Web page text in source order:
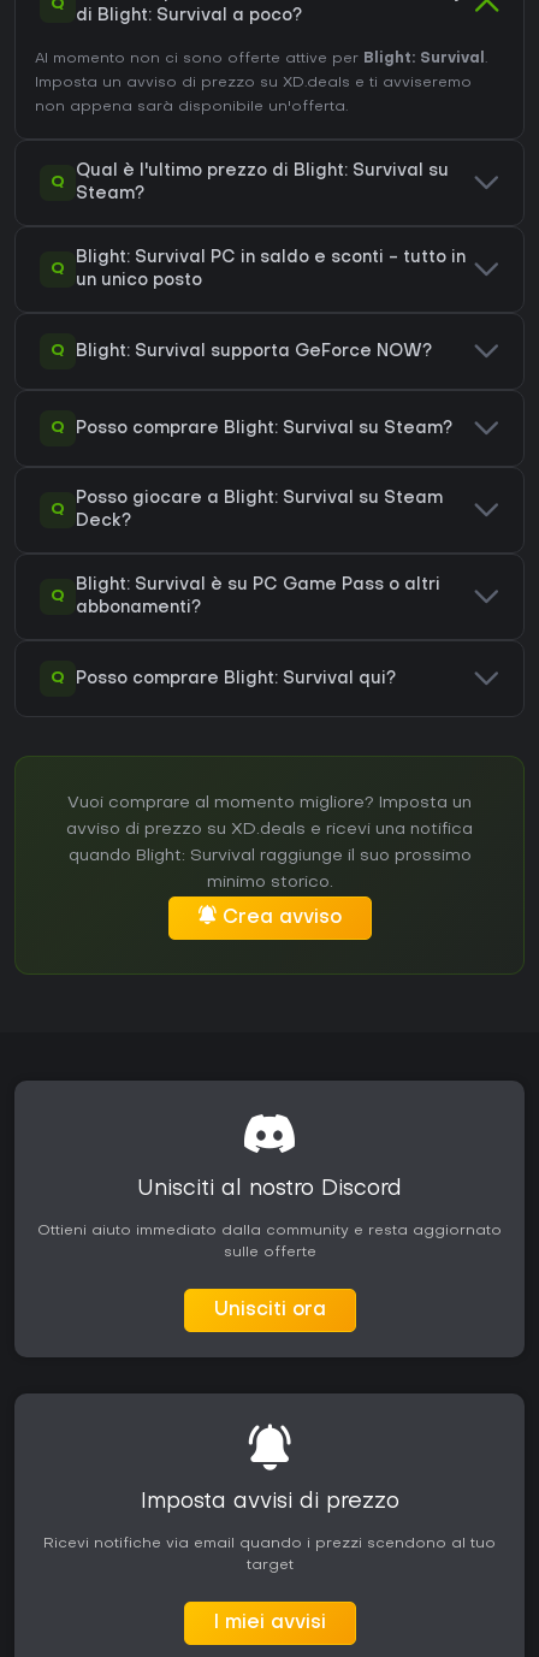
Q
di Blight: Survival a poco?
Al momento non ci sono offerte attive per Blight: Survival .
Imposta un avviso di prezzo su XD.deals e ti avviseremo
non appena sarà disponibile un'offerta.
Q
Qual è l'ultimo prezzo di Blight: Survival su
Steam?
Q
Blight: Survival PC in saldo e sconti - tutto in
un unico posto
Q Blight: Survival supporta GeForce NOW?
Q Posso comprare Blight: Survival su Steam?
Q
Posso giocare a Blight: Survival su Steam
Deck?
Q
Blight: Survival è su PC Game Pass o altri
abbonamenti?
Q Posso comprare Blight: Survival qui?
Vuoi comprare al momento migliore? Imposta un
avviso di prezzo su XD.deals e ricevi una notifica
quando Blight: Survival raggiunge il suo prossimo
minimo storico.
Crea avviso
Unisciti al nostro Discord
Ottieni aiuto immediato dalla community e resta aggiornato
sulle offerte
Unisciti ora
Imposta avvisi di prezzo
Ricevi notifiche via email quando i prezzi scendono al tuo
target
I miei avvisi